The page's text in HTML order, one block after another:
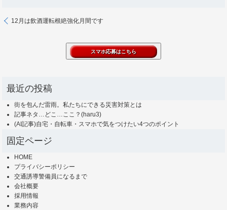
12月は飲酒運転根絶強化月間です
最近の投稿
街を包んだ雷雨。私たちにできる災害対策とは
記事ネタ…どこ…ここ？(haru3)
(AI記事)自宅・自転車・スマホで気をつけたい4つのポイント
固定ページ
HOME
プライバシーポリシー
交通誘導警備員になるまで
会社概要
採用情報
業務内容